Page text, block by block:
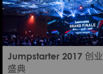
Jumpstarter 2017 创业
盛典